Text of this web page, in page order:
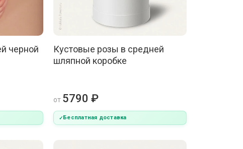
черной
Кустовые розы в средней
шляпной коробке
от 5790 ₽
Бесплатная доставка